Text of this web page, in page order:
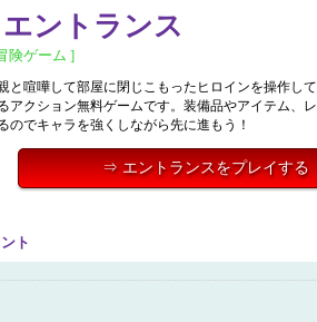
ントランス
険ゲーム ]
と喧嘩して部屋に閉じこもったヒロインを操作し
アクション無料ゲームです。装備品やアイテム、
のでキャラを強くしながら先に進もう！
⇒ エントランスをプレイする
ト